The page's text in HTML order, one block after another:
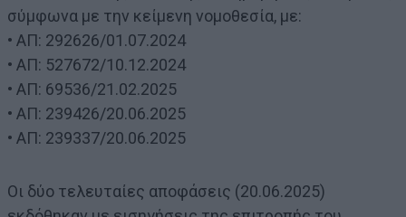
σύμφωνα με την κείμενη νομοθεσία, με:
• ΑΠ: 292626/01.07.2024
• ΑΠ: 527672/10.12.2024
• ΑΠ: 69536/21.02.2025
• ΑΠ: 239426/20.06.2025
• ΑΠ: 239337/20.06.2025
Οι δύο τελευταίες αποφάσεις (20.06.2025)